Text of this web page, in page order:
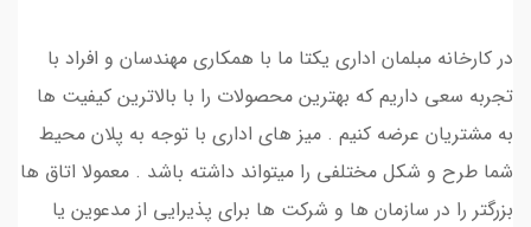
در کارخانه مبلمان اداری یکتا ما با همکاری مهندسان و افراد با
تجربه سعی داریم که بهترین محصولات را با بالاترین کیفیت ها
به مشتریان عرضه کنیم . میز های اداری با توجه به پلان محیط
شما طرح و شکل مختلفی را میتواند داشته باشد . معمولا اتاق ها
بزرگتر را در سازمان ها و شرکت ها برای پذیرایی از مدعوین یا